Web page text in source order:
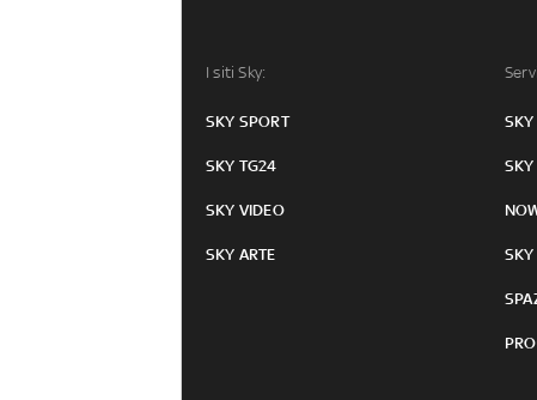
I siti Sky:
SKY SPORT
SKY TG24
SKY VIDEO
SKY ARTE
SKY
SKY
SKY